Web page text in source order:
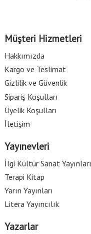
Müşteri Hizmetleri
Hakkımızda
Kargo ve Teslimat
Gizlilik ve Güvenlik
Sipariş Koşulları
Üyelik Koşulları
İletişim
Yayınevleri
İlgi Kültür Sanat Yayınları
Terapi Kitap
Yarın Yayınları
Litera Yayıncılık
Yazarlar